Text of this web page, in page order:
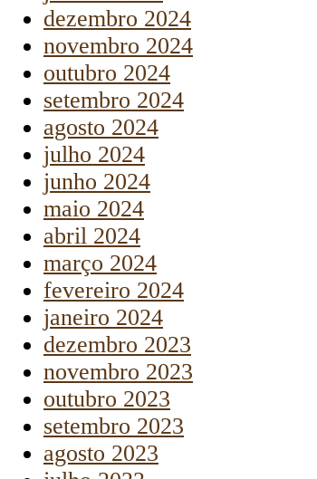
dezembro 2024
novembro 2024
outubro 2024
setembro 2024
agosto 2024
julho 2024
junho 2024
maio 2024
abril 2024
março 2024
fevereiro 2024
janeiro 2024
dezembro 2023
novembro 2023
outubro 2023
setembro 2023
agosto 2023